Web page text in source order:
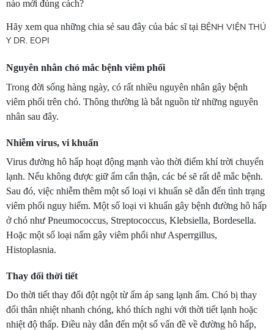
nào mới đúng cách?
Hãy xem qua những chia sẻ sau đây của bác sĩ tại BỆNH VIỆN THÚ
Y DR. EOPI
Nguyên nhân chó mắc bệnh viêm phổi
Trong đời sống hàng ngày, có rất nhiều nguyên nhân gây bệnh
viêm phổi trên chó. Thông thường là bắt nguồn từ những nguyên
nhân sau đây.
Nhiễm virus, vi khuẩn
Virus đường hô hấp hoạt động mạnh vào thời điểm khí trời chuyển
lạnh. Nếu không được giữ ấm cẩn thận, các bé sẽ rất dễ mắc bệnh.
Sau đó, việc nhiễm thêm một số loại vi khuẩn sẽ dẫn đến tình trạng
viêm phổi nguy hiểm. Một số loại vi khuẩn gây bệnh đường hô hấp
ở chó như Pneumococcus, Streptococcus, Klebsiella, Bordesella.
Hoặc một số loại nấm gây viêm phổi như Asperrgillus,
Histoplasnia.
Thay đổi thời tiết
Do thời tiết thay đổi đột ngột từ ấm áp sang lạnh ẩm. Chó bị thay
đổi thân nhiệt nhanh chóng, khó thích nghi với thời tiết lạnh hoặc
nhiệt độ thấp. Điều này dẫn đến một số vấn đề về đường hô hấp,